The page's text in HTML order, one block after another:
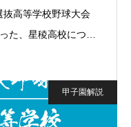
高等学校野球大会
た、星稜高校につ…
甲子園解説